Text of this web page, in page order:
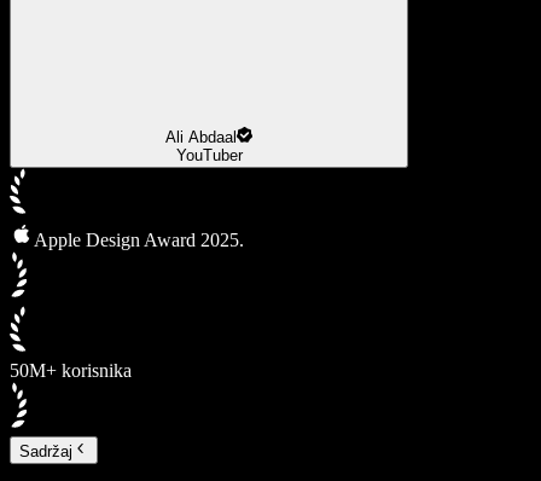
Ali Abdaal
YouTuber
Apple Design Award 2025.
50M+ korisnika
Sadržaj